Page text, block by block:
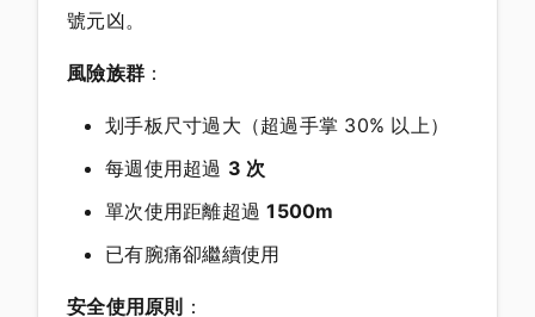
號元凶。
風險族群 ：
划手板尺寸過大（超過手掌 30% 以上）
每週使用超過 3 次
單次使用距離超過1500m
已有腕痛卻繼續使用
安全使用原則 ：